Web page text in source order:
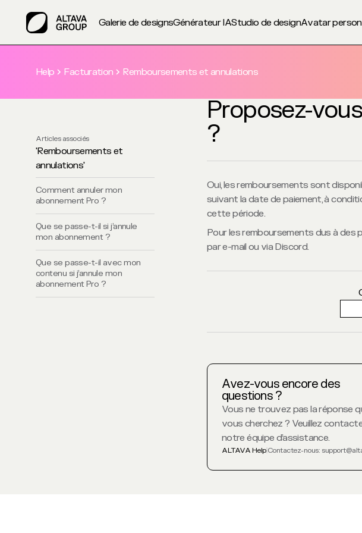
Galerie de designsGénérateur IAStudio de designAvatar
Help Facturation Remboursements et annulations
Proposez-
?
Oui, les remboursements sont
suivant la date de paiement, à
cette période.
Pour les remboursements dus à des
par e-mail ou via Discord.
Articles associés
'Remboursements et
annulations'
Comment annuler mon
abonnement Pro ?
Que se passe-t-il si j’annule
mon abonnement ?
Que se passe-t-il avec mon
contenu si j’annule mon
abonnement Pro ?
Avez-vous encore des
questions ?
Vous ne trouvez pas la réponse
vous cherchez ? Veuillez
notre équipe d’assistance.
ALTAVA Help Contactez-nous: